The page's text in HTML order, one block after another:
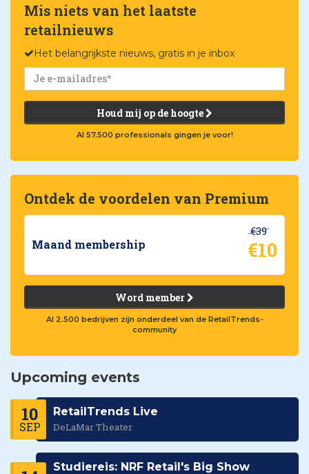
Mis niets van het laatste
retailnieuws
Het belangrijkste nieuws, gratis in je inbox
Houd mij op de hoogte
Al 57.500 professionals gingen je voor!
Ontdek de voordelen van Premium
Maand membership
€39
€10
Word member
Al 2.500 bedrijven zijn onderdeel van de RetailTrends-
community
Upcoming events
10
SEP
RetailTrends Live
DeLaMar Theater
Studiereis: NRF Retail's Big Show